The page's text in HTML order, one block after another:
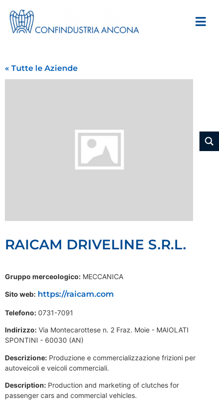
« Tutte le Aziende
RAICAM DRIVELINE S.R.L.
Gruppo merceologico: MECCANICA
Sito web: https://raicam.com
Telefono: 0731-7091
Indirizzo: Via Montecarottese n. 2 Fraz. Moie - MAIOLATI
SPONTINI - 60030 (AN)
Descrizione: Produzione e commercializzazione frizioni per
autoveicoli e veicoli commerciali.
Description: Production and marketing of clutches for
passenger cars and commercial vehicles.